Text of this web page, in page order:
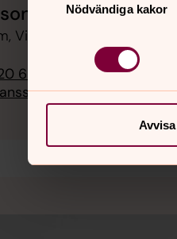
Nödvändiga kakor
Avvisa
Visby domkyrkoförsamling
68 18
076-777 42 41